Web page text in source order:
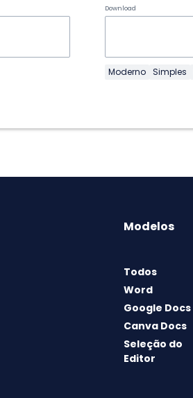
Download
Moderno Simples
Modelos
Todos
Word
Google Docs
Canva Docs
Seleção do
Editor